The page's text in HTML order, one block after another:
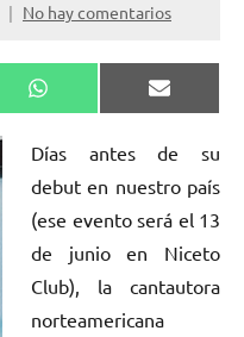
No hay comentarios
Compartir
en
WhatsApp
en
Email
Días antes de su
debut en nuestro país
(ese evento será el 13
de junio en Niceto
Club), la cantautora
norteamericana